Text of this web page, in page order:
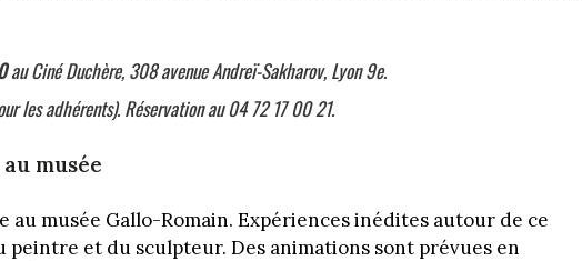
au Ciné Duchère, 308 avenue Andreï-Sakharov, Lyon 9e.
les adhérents). Réservation au 04 72 17 00 21.
musée
au musée Gallo-Romain. Expériences inédites autour de ce
peintre et du sculpteur. Des animations sont prévues en